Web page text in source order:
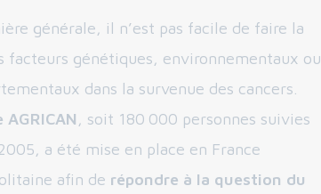
générale, il n’est pas facile de faire la
facteurs génétiques, environnementaux ou
dans la survenue des cancers.
, soit 180 000 personnes suivies
a été mise en place en France
afin de répondre à la question du